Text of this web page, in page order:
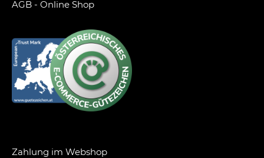
AGB - Online Shop
Zahlung im Webshop